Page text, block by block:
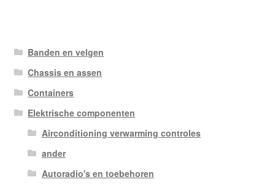
Banden en velgen
Chassis en assen
Containers
Elektrische componenten
Airconditioning verwarming controles
ander
Autoradio's en toebehoren